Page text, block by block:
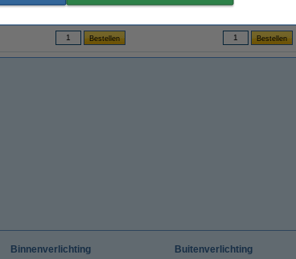
€ 14,95 € 99,95
Binnenverlichting Buitenverlichting